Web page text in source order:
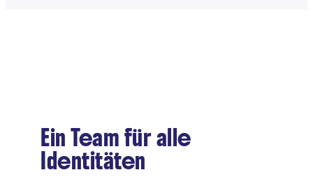
Ein Team für alle
Identitäten